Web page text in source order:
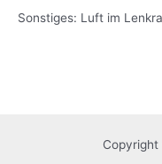
Sonstiges: Luft im